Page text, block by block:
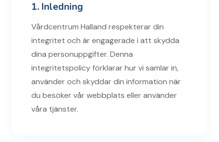
1. Inledning
Vårdcentrum Halland respekterar din
integritet och är engagerade i att skydda
dina personuppgifter. Denna
integritetspolicy förklarar hur vi samlar in,
använder och skyddar din information när
du besöker vår webbplats eller använder
våra tjänster.